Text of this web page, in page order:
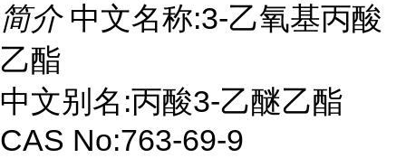
简介 中文名称:3-乙氧基丙酸
乙酯
中文别名:丙酸3-乙醚乙酯
CAS No:763-69-9